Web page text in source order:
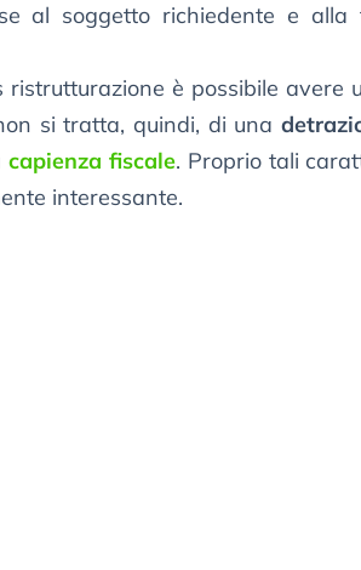
al soggetto richiedente e alla
è possibile avere
si tratta, quindi, di una
capienza fiscale. Proprio tali
interessante.